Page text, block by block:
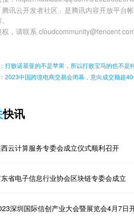
腾讯云开发者社区」是腾讯内容开放平台
，请联系 cloudcommunity@tencent.com
打败诺基亚的不是苹果，所以打败宝马的也不是
2023中国跨境电商交易会闭幕，意向成交额超
快讯
云计算服务专委会成立仪式顺利召开
省电子信息行业协会区块链专委会成立
深圳国际信创产业大会暨展览会4月7日